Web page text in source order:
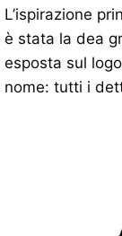
L’ispirazione
è stata la dea
esposta sul
nome: tutti i